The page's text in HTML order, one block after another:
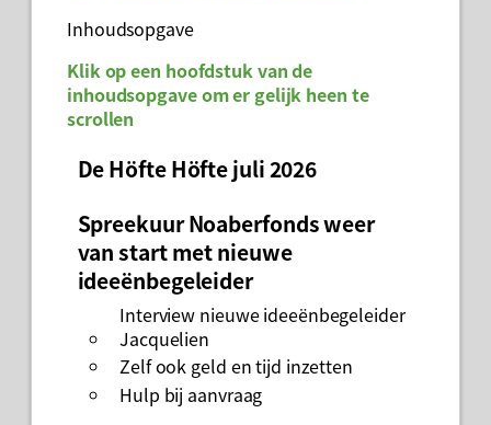
Inhoudsopgave
Klik op een hoofdstuk van de
inhoudsopgave om er gelijk heen te
scrollen
De Höfte Höfte juli 2026
Spreekuur Noaberfonds weer
van start met nieuwe
ideeënbegeleider
Interview nieuwe ideeënbegeleider
Jacquelien
Zelf ook geld en tijd inzetten
Hulp bij aanvraag